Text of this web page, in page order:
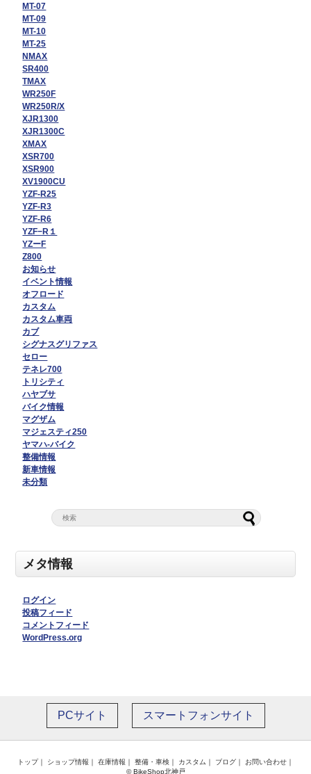
MT-07
MT-09
MT-10
MT-25
NMAX
SR400
TMAX
WR250F
WR250R/X
XJR1300
XJR1300C
XMAX
XSR700
XSR900
XV1900CU
YZF-R25
YZF-R3
YZF-R6
YZF−R１
YZーF
Z800
お知らせ
イベント情報
オフロード
カスタム
カスタム車両
カブ
シグナスグリファス
セロー
テネレ700
トリシティ
ハヤブサ
バイク情報
マグザム
マジェスティ250
ヤマハ-バイク
整備情報
新車情報
未分類
メタ情報
ログイン
投稿フィード
コメントフィード
WordPress.org
PCサイト スマートフォンサイト
トップ｜ ショップ情報 ｜ 在庫情報 ｜ 整備・車検 ｜ カスタム ｜ ブログ ｜ お問い合わせ ｜
© BikeShop北神戸